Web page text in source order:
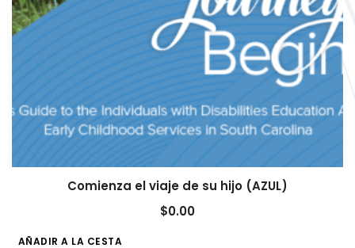
Comienza el viaje de su hijo (AZUL)
$0.00
AÑADIR A LA CESTA